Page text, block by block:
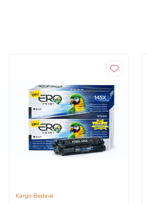
Kargo Bedava